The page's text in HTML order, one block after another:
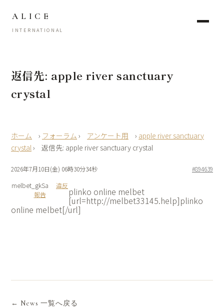
ALICE
INTERNATIONAL
返信先: apple river sanctuary
crystal
› フォーラム › アンケート用 › apple river sanctuary
crystal› 返信先: apple river sanctuary crystal
2026年7月10日(金) 06時30分34秒
#894639
melbet_gkSa
違反
報告
plinko online melbet
[url=http://melbet33145.help]plinko
online melbet[/url]
← News 一覧へ戻る